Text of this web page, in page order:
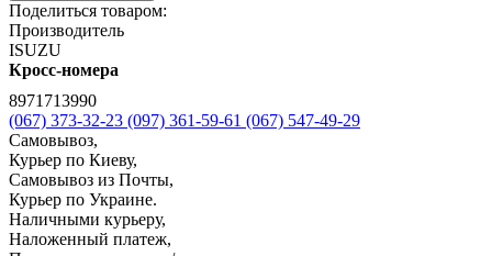
Поделиться товаром:
Производитель
ISUZU
Кросс-номера
8971713990
(067) 373-32-23 (097) 361-59-61 (067) 547-49-29
Самовывоз,
Курьер по Киеву,
Самовывоз из Почты,
Курьер по Украине.
Наличными курьеру,
Наложенный платеж,